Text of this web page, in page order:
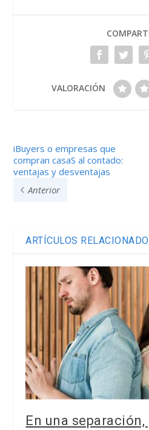
VALORACIÓN
iBuyers o empresas que
compran casaS al contado:
ventajas y desventajas
Anterior
ARTÍCULOS
En una